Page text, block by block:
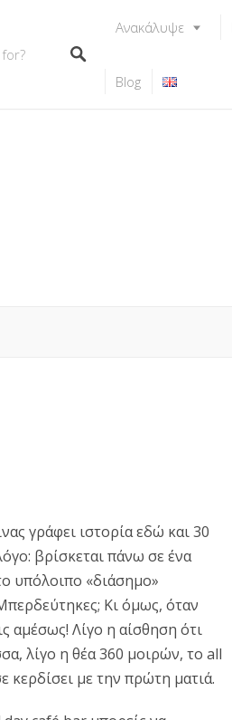
Ανακάλυψε
Blog
γράφει ιστορία εδώ και 30
βρίσκεται πάνω σε ένα
υπόλοιπο «διάσημο»
Κι όμως, όταν
αμέσως! Λίγο η αίσθηση ότι
λίγο η θέα 360 μοιρών, το all
κερδίσει με την πρώτη ματιά.